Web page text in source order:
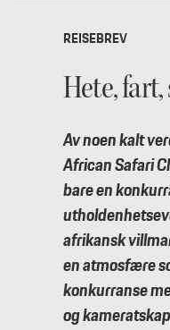
REISEBREV
Hete,
Av noen kalt
African Safari
bare en
afrikansk
en atmosfære
konkurranse
og